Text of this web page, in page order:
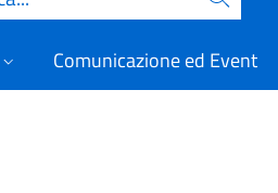
Comunicazione ed Eventi